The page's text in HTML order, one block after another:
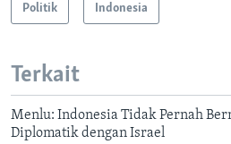
Politik Indonesia
Terkait
Menlu: Indonesia Tidak Pernah
Diplomatik dengan Israel